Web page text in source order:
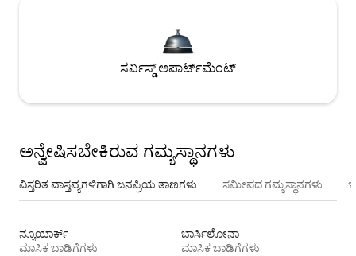
ಸರ್ವಿಸ್ಡ್ ಅಪಾರ್ಟ್‌ಮೆಂಟ್
ಅನ್ವೇಷಿಸಬೇಕಿರುವ ಗಮ್ಯಸ್ಥಾನಗಳು
ವಿಸ್ತರಿತ ವಾಸ್ತವ್ಯಗಳಿಗಾಗಿ ಜನಪ್ರಿಯ ತಾಣಗಳು ಸಮೀಪದ ಗಮ್ಯಸ್ಥಾನಗಳು
ನ್ಯೂಯಾರ್ಕ್
ಮಾಸಿಕ ಬಾಡಿಗೆಗಳು
ಬಾರ್ಸಿಲೋನಾ
ಮಾಸಿಕ ಬಾಡಿಗೆಗಳು